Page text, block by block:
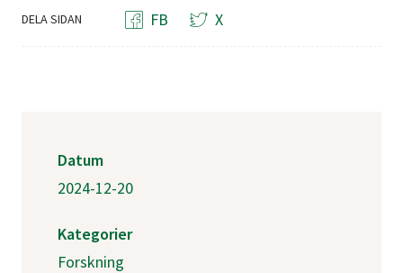
DELA SIDAN FB X
Datum
2024-12-20
Kategorier
Forskning